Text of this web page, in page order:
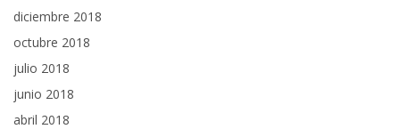
diciembre 2018
octubre 2018
julio 2018
junio 2018
abril 2018